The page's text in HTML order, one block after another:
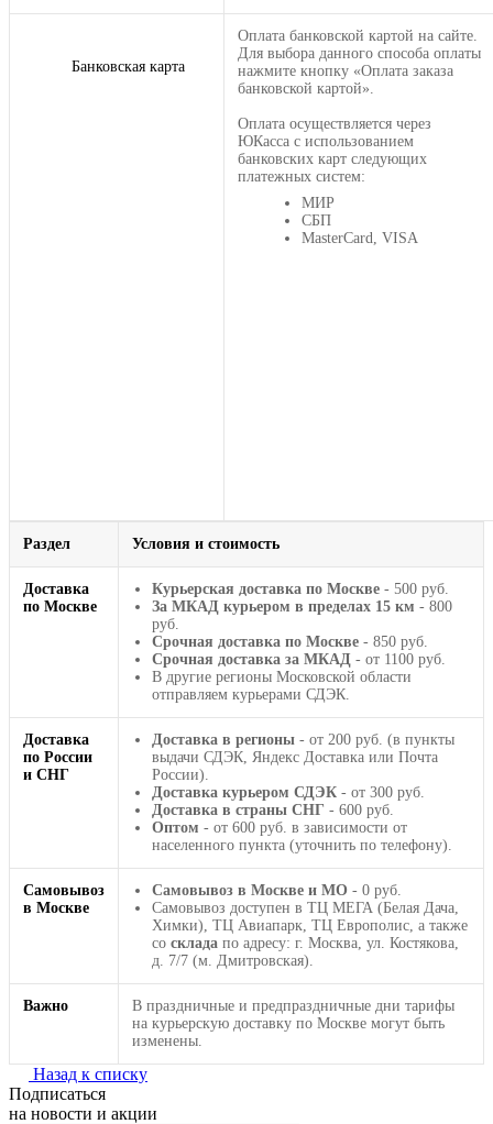
Банковская карта
Оплата банковской картой на сайте.
Для выбора данного способа оплаты
нажмите кнопку «Оплата заказа
банковской картой».
Оплата осуществляется через
ЮКасса с использованием
банковских карт следующих
платежных систем:
МИР
СБП
MasterCard, VISA
Раздел Условия и стоимость
Доставка
по Москве
Курьерская доставка по Москве - 500 руб.
За МКАД курьером в пределах 15 км - 800
руб.
Срочная доставка по Москве - 850 руб.
Срочная доставка за МКАД - от 1100 руб.
В другие регионы Московской области
отправляем курьерами СДЭК.
Доставка
по России
и СНГ
Доставка в регионы - от 200 руб. (в пункты
выдачи СДЭК, Яндекс Доставка или Почта
России).
Доставка курьером СДЭК - от 300 руб.
Доставка в страны СНГ - 600 руб.
Оптом - от 600 руб. в зависимости от
населенного пункта (уточнить по телефону).
Самовывоз
в Москве
Самовывоз в Москве и МО - 0 руб.
Самовывоз доступен в ТЦ МЕГА (Белая Дача,
Химки), ТЦ Авиапарк, ТЦ Европолис, а также
со склада по адресу: г. Москва, ул. Костякова,
д. 7/7 (м. Дмитровская).
Важно
В праздничные и предпраздничные дни тарифы
на курьерскую доставку по Москве могут быть
изменены.
Назад к списку
Подписаться
на новости и акции